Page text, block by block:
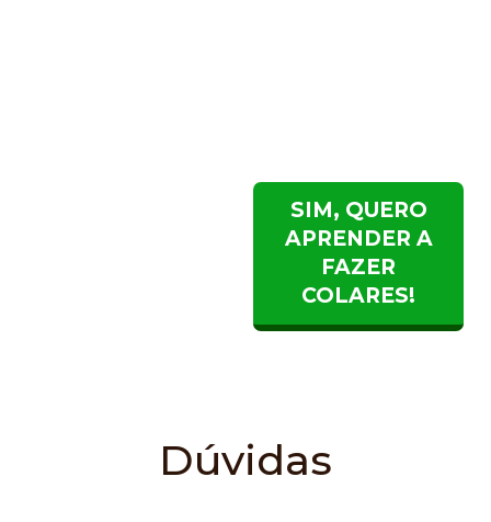
da Gabriela.
SIM, QUERO
APRENDER A
FAZER
COLARES!
Dúvidas